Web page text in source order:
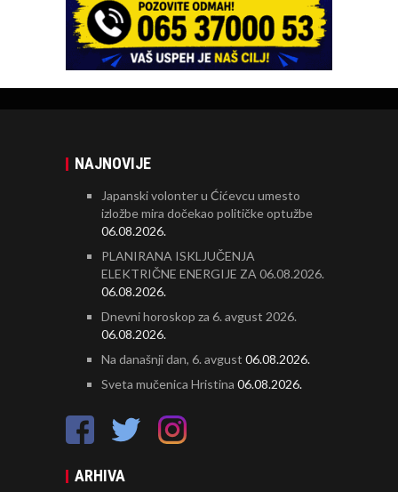
NAJNOVIJE
Japanski volonter u Ćićevcu umesto
izložbe mira dočekao političke optužbe
06.08.2026.
PLANIRANA ISKLJUČENJA
ELEKTRIČNE ENERGIJE ZA 06.08.2026.
06.08.2026.
Dnevni horoskop za 6. avgust 2026.
06.08.2026.
Na današnji dan, 6. avgust 06.08.2026.
Sveta mučenica Hristina 06.08.2026.
ARHIVA